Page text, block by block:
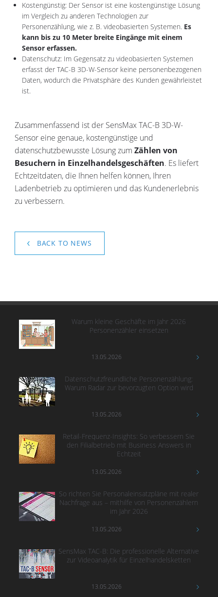
Kostengünstig: Der Sensor ist eine kostengünstige Lösung
im Vergleich zu anderen Technologien zur
Personenzählung, wie z. B. videobasierten Systemen. Es
kann bis zu 10 Meter breite Eingänge mit einem
Sensor erfassen.
Datenschutz: Im Gegensatz zu videobasierten Systemen
erfasst der TAC-B 3D-W-Sensor keine personenbezogenen
Daten, wodurch die Privatsphäre des Kunden gewährleistet
ist.
Zusammenfassend ist der SensMax TAC-B 3D-W-
Sensor eine genaue, kostengünstige und
datenschutzbewusste Lösung zum Zählen von
Besuchern in Einzelhandelsgeschäften. Es liefert
Echtzeitdaten, die Ihnen helfen können, Ihren
Ladenbetrieb zu optimieren und das Kundenerlebnis
zu verbessern.
BACK TO NEWS
Warum kleine Geschäfte im Jahr 2026
Personenzähler einsetzen
13.05.2026
Datenschutzfreundliche Personenzählung:
Warum Radar zur bevorzugten Option wird
13.05.2026
Retail-Frequenz-Insights: So verbessern Sie
den Filialbetrieb mit Business Answers in
Echtzeit
13.05.2026
So richten Sie Personaleinsatzpläne mit realer
Nachfrage aus – mithilfe von Personenzählern
im Jahr 2026
13.05.2026
SensMax TAC-B: Die professionelle Alternative
zur Videoanalytik für Einzelhandelsketten
13.05.2026